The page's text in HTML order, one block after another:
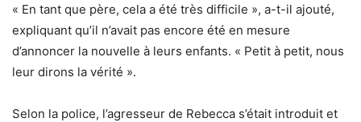
« En tant que père, cela a été très difficile », a-t-il ajouté,
expliquant qu’il n’avait pas encore été en mesure
d’annoncer la nouvelle à leurs enfants. « Petit à petit, nous
leur dirons la vérité ».
Selon la police, l’agresseur de Rebecca s’était introduit et